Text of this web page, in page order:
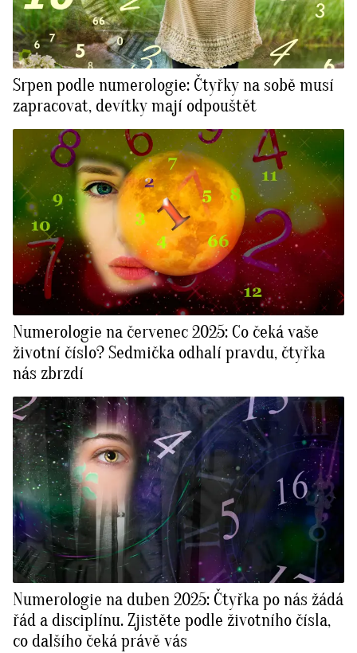
Srpen podle numerologie: Čtyřky na sobě musí
zapracovat, devítky mají odpouštět
Numerologie na červenec 2025: Co čeká vaše
životní číslo? Sedmička odhalí pravdu, čtyřka
nás zbrzdí
Numerologie na duben 2025: Čtyřka po nás žádá
řád a disciplínu. Zjistěte podle životního čísla,
co dalšího čeká právě vás